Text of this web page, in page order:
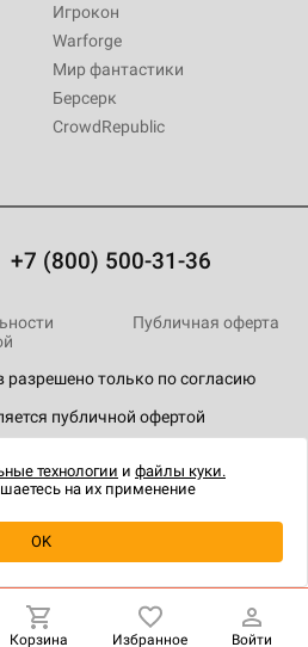
о наличии
Игрокон
Warforge
Мир фантастики
Берсерк
CrowdRepublic
+7 (800) 500-31-36
разрешено только по согласию
публичной офертой
Публичная оферта
Корзина Избранное Войти
технологии и файлы куки.
на их применение
OK